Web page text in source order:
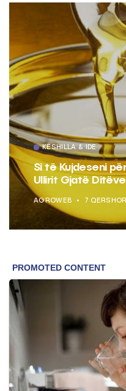
KËSHILLA & IDE
Si të Kujdeseni
Ullirit Gjatë
AGROWEB 7